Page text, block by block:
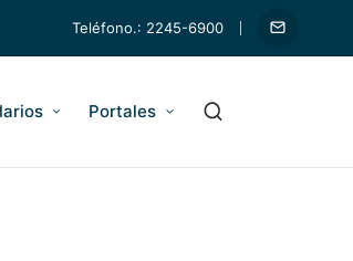
Teléfono.: 2245-6900
mail
Portales